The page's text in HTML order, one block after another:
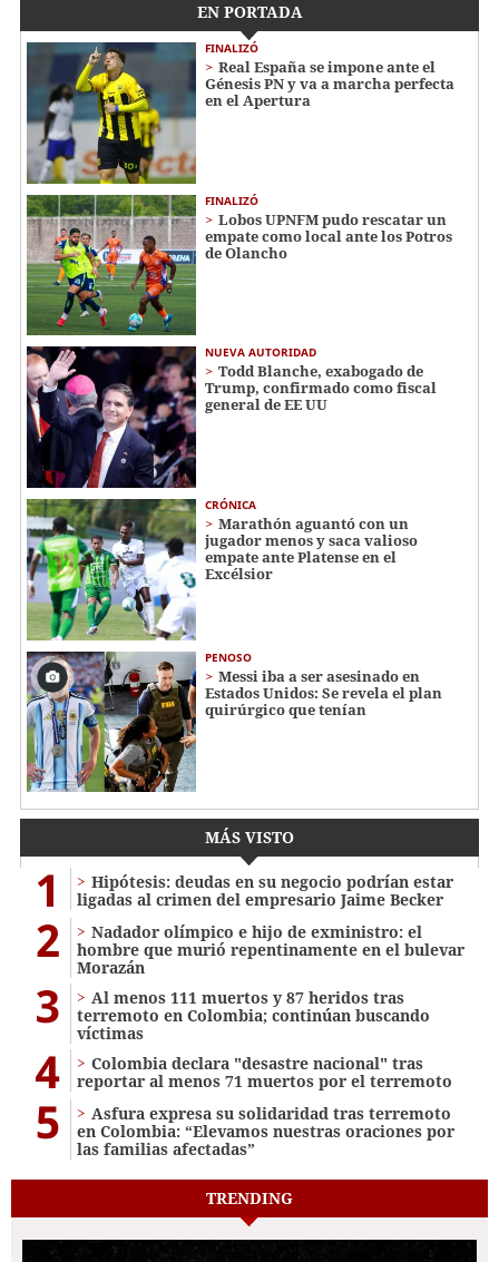
EN PORTADA
FINALIZÓ
Real España se impone ante el
Génesis PN y va a marcha perfecta
en el Apertura
FINALIZÓ
Lobos UPNFM pudo rescatar un
empate como local ante los Potros
de Olancho
NUEVA AUTORIDAD
Todd Blanche, exabogado de
Trump, confirmado como fiscal
general de EE UU
CRÓNICA
Marathón aguantó con un
jugador menos y saca valioso
empate ante Platense en el
Excélsior
PENOSO
Messi iba a ser asesinado en
Estados Unidos: Se revela el plan
quirúrgico que tenían
MÁS VISTO
1
Hipótesis: deudas en su negocio podrían estar
ligadas al crimen del empresario Jaime Becker
2
Nadador olímpico e hijo de exministro: el
hombre que murió repentinamente en el bulevar
Morazán
3
Al menos 111 muertos y 87 heridos tras
terremoto en Colombia; continúan buscando
víctimas
4
Colombia declara "desastre nacional" tras
reportar al menos 71 muertos por el terremoto
5
Asfura expresa su solidaridad tras terremoto
en Colombia: “Elevamos nuestras oraciones por
las familias afectadas”
TRENDING